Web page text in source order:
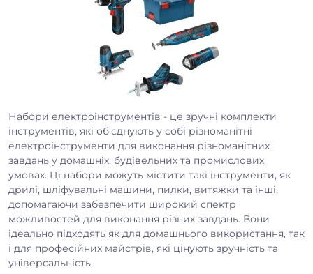
Набори електроінструментів - це зручні комплекти
інструментів, які об'єднують у собі різноманітні
електроінструменти для виконання різноманітних
завдань у домашніх, будівельних та промислових
умовах. Ці набори можуть містити такі інструменти, як
дрилі, шліфувальні машини, пилки, витяжки та інші,
допомагаючи забезпечити широкий спектр
можливостей для виконання різних завдань. Вони
ідеально підходять як для домашнього використання, так
і для професійних майстрів, які цінують зручність та
універсальність.